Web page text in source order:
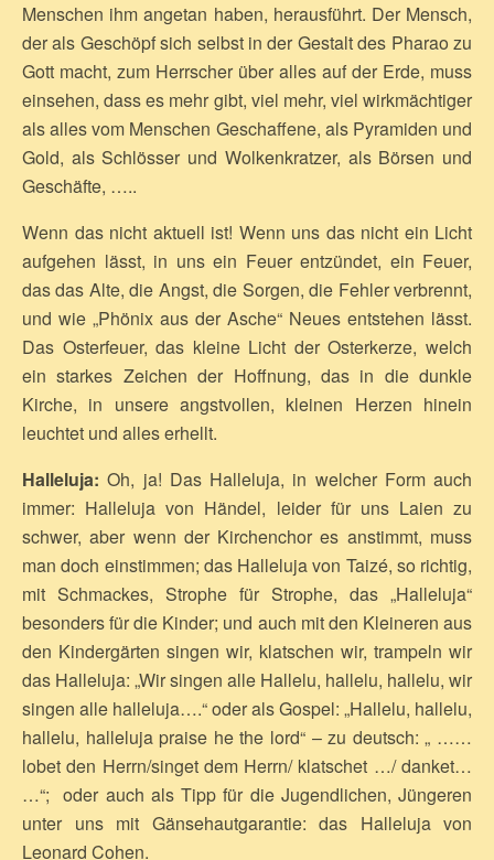
Menschen ihm angetan haben, herausführt. Der Mensch,
der als Geschöpf sich selbst in der Gestalt des Pharao zu
Gott macht, zum Herrscher über alles auf der Erde, muss
einsehen, dass es mehr gibt, viel mehr, viel wirkmächtiger
als alles vom Menschen Geschaffene, als Pyramiden und
Gold, als Schlösser und Wolkenkratzer, als Börsen und
Geschäfte, …..
Wenn das nicht aktuell ist! Wenn uns das nicht ein Licht
aufgehen lässt, in uns ein Feuer entzündet, ein Feuer,
das das Alte, die Angst, die Sorgen, die Fehler verbrennt,
und wie „Phönix aus der Asche“ Neues entstehen lässt.
Das Osterfeuer, das kleine Licht der Osterkerze, welch
ein starkes Zeichen der Hoffnung, das in die dunkle
Kirche, in unsere angstvollen, kleinen Herzen hinein
leuchtet und alles erhellt.
Halleluja:Oh, ja! Das Halleluja, in welcher Form auch
immer: Halleluja von Händel, leider für uns Laien zu
schwer, aber wenn der Kirchenchor es anstimmt, muss
man doch einstimmen; das Halleluja von Taizé, so richtig,
mit Schmackes, Strophe für Strophe, das „Halleluja“
besonders für die Kinder; und auch mit den Kleineren aus
den Kindergärten singen wir, klatschen wir, trampeln wir
das Halleluja: „Wir singen alle Hallelu, hallelu, hallelu, wir
singen alle halleluja….“ oder als Gospel: „Hallelu, hallelu,
hallelu, halleluja praise he the lord“ – zu deutsch: „ ……
lobet den Herrn/singet dem Herrn/ klatschet …/ danket…
…“; oder auch als Tipp für die Jugendlichen, Jüngeren
unter uns mit Gänsehautgarantie: das Halleluja von
Leonard Cohen.